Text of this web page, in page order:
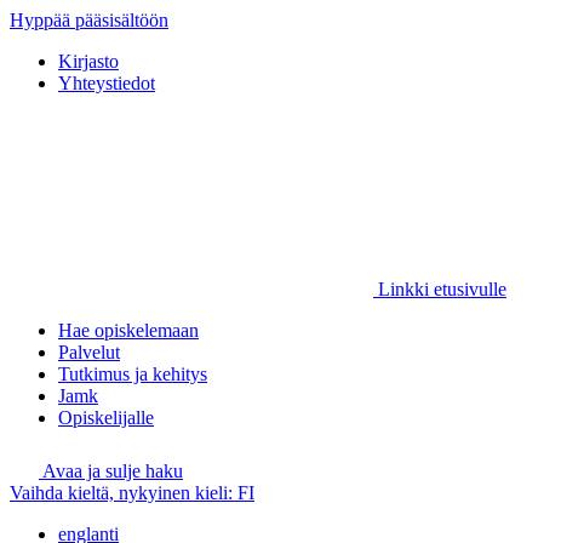
Hyppää pääsisältöön
Kirjasto
Yhteystiedot
Linkki etusivulle
Hae opiskelemaan
Palvelut
Tutkimus ja kehitys
Jamk
Opiskelijalle
Avaa ja sulje haku
Vaihda kieltä, nykyinen kieli: FI
englanti